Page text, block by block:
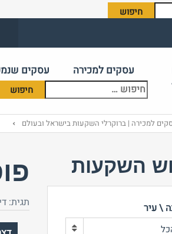
עסקים למכירה עסקים
למכירה | ברוקרלי השקעות בישראל ובעולם
תגית:
השקעות
\ עיר